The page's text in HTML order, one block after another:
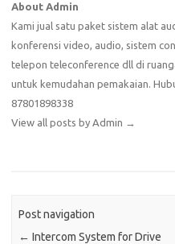
About Admin
Kami jual satu paket sistem alat
konferensi video, audio, sistem
telepon teleconference dll di
untuk kemudahan pemakaian.
87801898338
View all posts by Admin →
Post navigation
← Intercom System for Drive